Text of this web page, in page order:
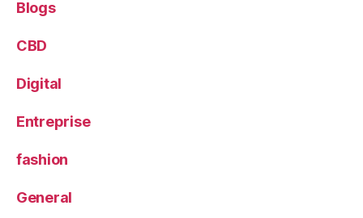
Blogs
CBD
Digital
Entreprise
fashion
General